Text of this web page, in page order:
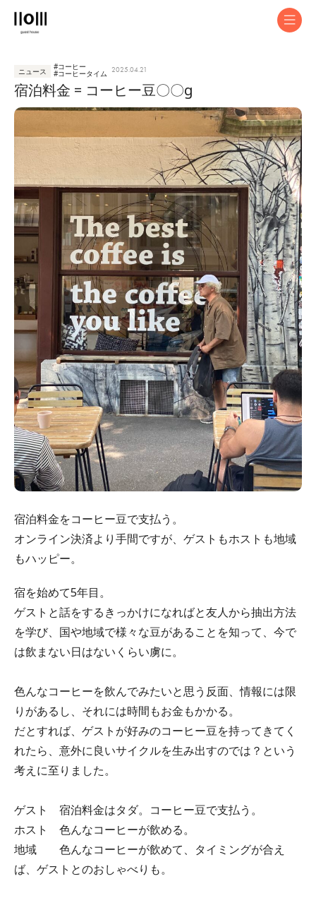
ABOUT
EVENT
STAY
CAFE
BICYCLE
SPACE
CONTACT
ニュース コーヒー
コーヒータイム 2025.04.21
宿泊料金 = コーヒー豆〇〇g
宿泊料金をコーヒー豆で支払う。
オンライン決済より手間ですが、ゲストもホストも地域
もハッピー。
宿を始めて5年目。
ゲストと話をするきっかけになればと友人から抽出方法
を学び、国や地域で様々な豆があることを知って、今で
は飲まない日はないくらい虜に。
色んなコーヒーを飲んでみたいと思う反面、情報には限
りがあるし、それには時間もお金もかかる。
だとすれば、ゲストが好みのコーヒー豆を持ってきてく
れたら、意外に良いサイクルを生み出すのでは？という
考えに至りました。
ゲスト 宿泊料金はタダ。コーヒー豆で支払う。
ホスト 色んなコーヒーが飲める。
地域 色んなコーヒーが飲めて、タイミングが合え
ば、ゲストとのおしゃべりも。